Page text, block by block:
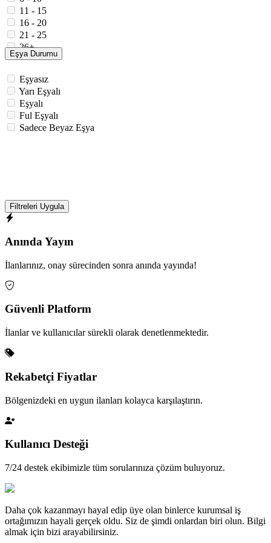
11 - 15
16 - 20
21 - 25
26+
Eşya Durumu
Eşyasız
Yarı Eşyalı
Eşyalı
Ful Eşyalı
Sadece Beyaz Eşya
Filtreleri Uygula
Anında Yayın
İlanlarınız, onay sürecinden sonra anında yayında!
Güvenli Platform
İlanlar ve kullanıcılar sürekli olarak denetlenmektedir.
Rekabetçi Fiyatlar
Bölgenizdeki en uygun ilanları kolayca karşılaştırın.
Kullanıcı Desteği
7/24 destek ekibimizle tüm sorularınıza çözüm buluyoruz.
Daha çok kazanmayı hayal edip üye olan binlerce kurumsal iş
ortağımızın hayali gerçek oldu. Siz de şimdi onlardan biri olun. Bilgi
almak için bizi arayabilirsiniz.